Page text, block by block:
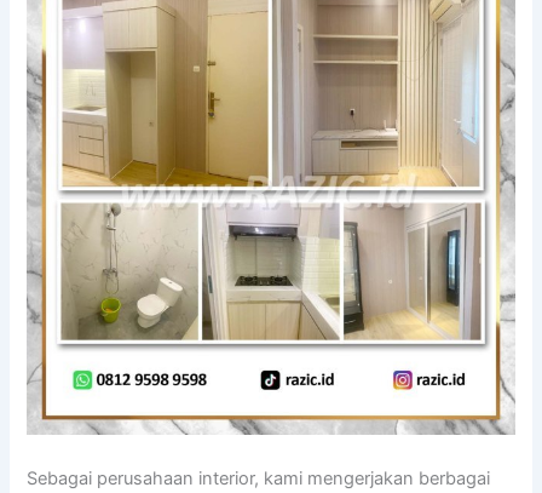
Sebagai perusahaan interior, kami mengerjakan berbagai